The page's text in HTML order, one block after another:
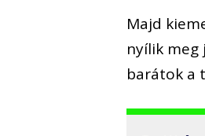
Majd
nyílik meg
barátok a